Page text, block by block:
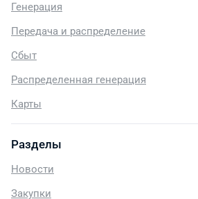
Генерация
Передача и распределение
Сбыт
Распределенная генерация
Карты
Разделы
Новости
Закупки